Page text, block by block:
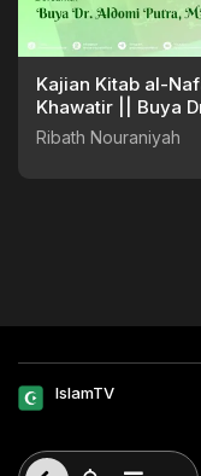
Kajian Kitab al-
Khawatir || Buya
Ribath Nouraniyah
IslamTV